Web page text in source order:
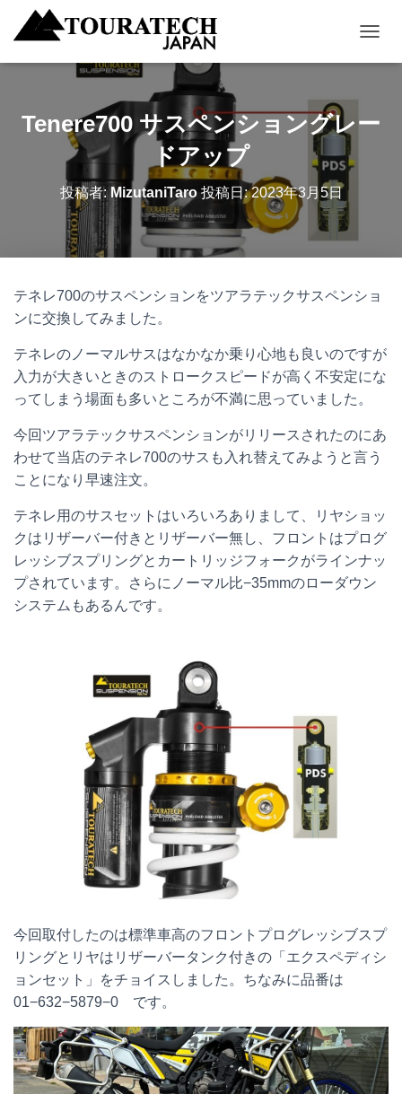
ビ
Tenere700 サスペンショングレー
ドアップ
投稿者:MizutaniTaro投稿日:2023年3月5日
テネレ700のサスペンションをツアラテックサスペンショ
ンに交換してみました。
テネレのノーマルサスはなかなか乗り心地も良いのですが
入力が大きいときのストロークスピードが高く不安定にな
ってしまう場面も多いところが不満に思っていました。
今回ツアラテックサスペンションがリリースされたのにあ
わせて当店のテネレ700のサスも入れ替えてみようと言う
ことになり早速注文。
テネレ用のサスセットはいろいろありまして、リヤショッ
クはリザーバー付きとリザーバー無し、フロントはプログ
レッシブスプリングとカートリッジフォークがラインナッ
プされています。さらにノーマル比−35mmのローダウン
システムもあるんです。
今回取付したのは標準車高のフロントプログレッシブスプ
リングとリヤはリザーバータンク付きの「エクスペディシ
ョンセット」をチョイスしました。ちなみに品番は
01−632−5879−0 です。